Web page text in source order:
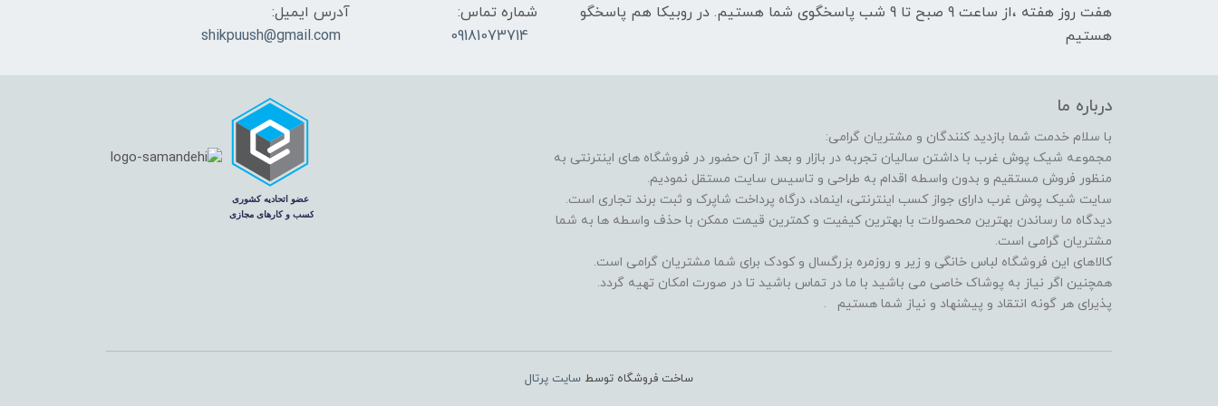
هفت روز هفته ،از ساعت 9 صبح تا 9 شب پاسخگوی شما هستیم. در روبیکا هم پاسخگو
هستیم
شماره تماس:
09181073714
آدرس ایمیل:
shikpuush@gmail.com
درباره ما
با سلام خدمت شما بازدید کنندگان و مشتریان گرامی:
مجموعه شیک پوش غرب با داشتن سالیان تجربه در بازار و بعد از آن حضور در فروشگاه های اینترنتی به
منظور فروش مستقیم و بدون واسطه اقدام به طراحی و تاسیس سایت مستقل نمودیم.
سایت شیک پوش غرب دارای جواز کسب اینترنتی، اینماد، درگاه پرداخت شاپرک و ثبت برند تجاری است.
دیدگاه ما رساندن بهترین محصولات با بهترین کیفیت و کمترین قیمت ممکن با حذف واسطه ها به شما
مشتریان گرامی است.
کالاهای این فروشگاه لباس خانگی و زیر و روزمره بزرگسال و کودک برای شما مشتریان گرامی است.
همچنین اگر نیاز به پوشاک خاصی می باشید با ما در تماس باشید تا در صورت امکان تهیه گردد.
پذیرای هر گونه انتقاد و پیشنهاد و نیاز شما هستیم .
ساخت فروشگاه توسط سایت پرتال